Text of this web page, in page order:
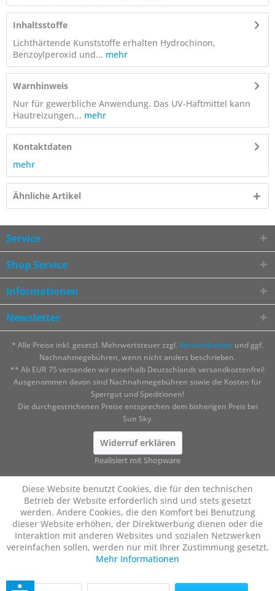
Inhaltsstoffe
Lichthärtende Kunststoffe erhalten Hydrochinon,
Benzoylperoxid und... mehr
Warnhinweis
Nur für gewerbliche Anwendung. Das UV-Haftmittel kann
Hautreizungen... mehr
Kontaktdaten
mehr
Ähnliche Artikel
Service
Shop Service
Informationen
Newsletter
* Alle Preise inkl. gesetzl. Mehrwertsteuer zzgl. Versandkosten und ggf.
Nachnahmegebühren, wenn nicht anders beschrieben.
** Ab EUR 75 versenden wir innerhalb Deutschlands versandkostenfrei!
Ausgenommen davon sind Nachnahmegebühren sowie die Kosten für
Sperrgut und Speditionen!
Die durchgestrichenen Preise entsprechen dem bisherigen Preis bei
Sun Sky.
Widerruf erklären
Realisiert mit Shopware
Diese Website benutzt Cookies, die für den technischen
Betrieb der Website erforderlich sind und stets gesetzt
werden. Andere Cookies, die den Komfort bei Benutzung
dieser Website erhöhen, der Direktwerbung dienen oder die
Interaktion mit anderen Websites und sozialen Netzwerken
vereinfachen sollen, werden nur mit Ihrer Zustimmung gesetzt.
Mehr Informationen